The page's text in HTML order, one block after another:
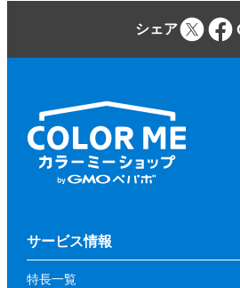
シェア
サービス情報
特長一覧